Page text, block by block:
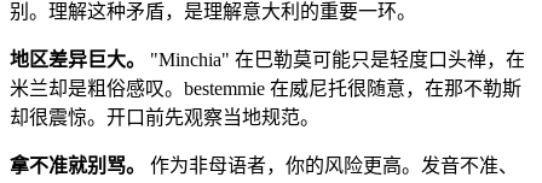
别。理解这种矛盾，是理解意大利的重要一环。
地区差异巨大。
"Minchia" 在巴勒莫可能只是轻度口头禅，在
米兰却是粗俗感叹。bestemmie 在威尼托很随意，在那不勒斯
却很震惊。开口前先观察当地规范。
拿不准就别骂。
作为非母语者，你的风险更高。发音不准、